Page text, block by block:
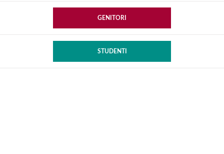
GENITORI
STUDENTI